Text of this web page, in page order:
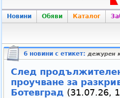
Новини Обяви Каталог
6 новини с етикет: дежурен
След
проучване за
Ботевград (31.07.26,